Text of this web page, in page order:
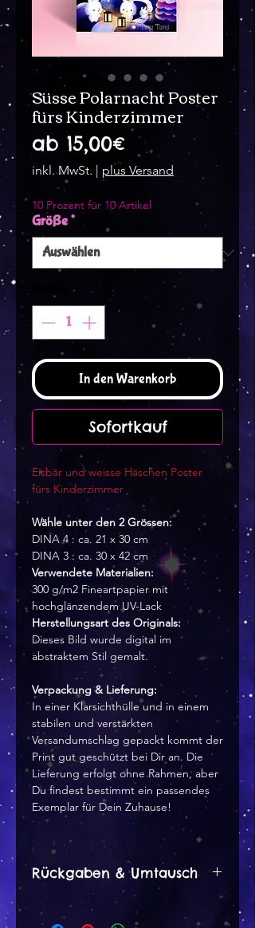
Süsse Polarnacht Poster
fürs Kinderzimmer
ab 15,00€Sale-
Preis
inkl. MwSt. | plus Versand
10 Prozent für 10 Artikel
Größe*
*
In den Warenkorb
Sofortkauf
Eisbär und weisse Häschen Poster
fürs Kinderzimmer
Wähle unter den 2 Grössen:
DINA 4 : ca. 21 x 30 cm
DINA 3 : ca. 30 x 42 cm
Verwendete Materialien:
300 g/m2 Fineartpapier mit
hochglänzendem UV-Lack
Herstellungsart des Originals:
Dieses Bild wurde digital im
abstraktem Stil gemalt.
Verpackung & Lieferung:
In einer Klarsichthülle und in einem
stabilen und verstärkten
Versandumschlag gepackt kommt der
Print gut geschützt bei Dir an. Die
Lieferung erfolgt ohne Rahmen, aber
Du findest bestimmt ein passendes
Exemplar für Dein Zuhause!
Rückgaben & Umtausch
Rückgaben & Umtausch